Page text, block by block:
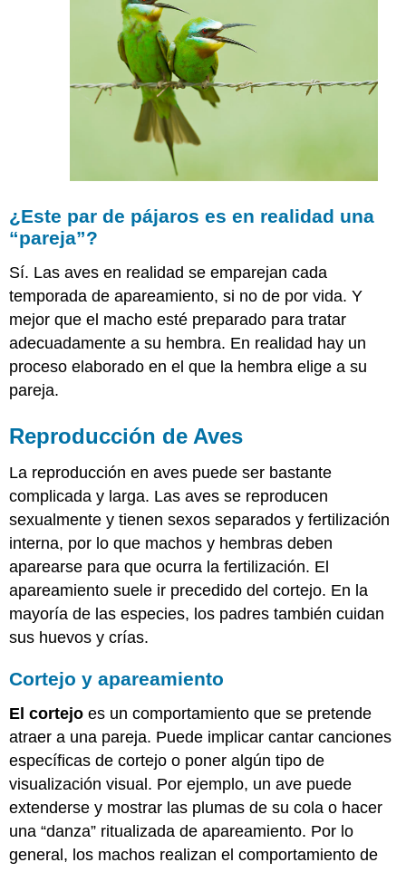
¿Este par de pájaros es en realidad una
“pareja”?
Sí. Las aves en realidad se emparejan cada
temporada de apareamiento, si no de por vida. Y
mejor que el macho esté preparado para tratar
adecuadamente a su hembra. En realidad hay un
proceso elaborado en el que la hembra elige a su
pareja.
Reproducción de Aves
La reproducción en aves puede ser bastante
complicada y larga. Las aves se reproducen
sexualmente y tienen sexos separados y fertilización
interna, por lo que machos y hembras deben
aparearse para que ocurra la fertilización. El
apareamiento suele ir precedido del cortejo. En la
mayoría de las especies, los padres también cuidan
sus huevos y crías.
Cortejo y apareamiento
El cortejo es un comportamiento que se pretende
atraer a una pareja. Puede implicar cantar canciones
específicas de cortejo o poner algún tipo de
visualización visual. Por ejemplo, un ave puede
extenderse y mostrar las plumas de su cola o hacer
una “danza” ritualizada de apareamiento. Por lo
general, los machos realizan el comportamiento de